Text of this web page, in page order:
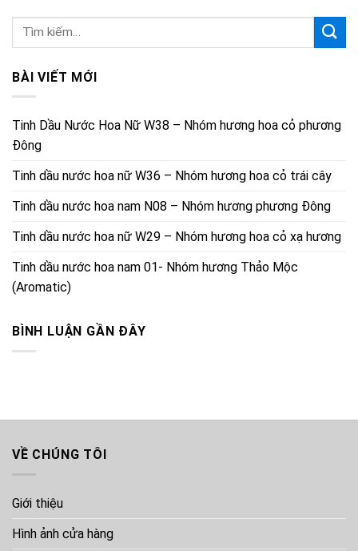
BÀI VIẾT MỚI
Tinh Dầu Nước Hoa Nữ W38 – Nhóm hương hoa cỏ phương
Đông
Tinh dầu nước hoa nữ W36 – Nhóm hương hoa cỏ trái cây
Tinh dầu nước hoa nam N08 – Nhóm hương phương Đông
Tinh dầu nước hoa nữ W29 – Nhóm hương hoa cỏ xạ hương
Tinh dầu nước hoa nam 01- Nhóm hương Thảo Mộc
(Aromatic)
BÌNH LUẬN GẦN ĐÂY
VỀ CHÚNG TÔI
Giới thiệu
Hình ảnh cửa hàng